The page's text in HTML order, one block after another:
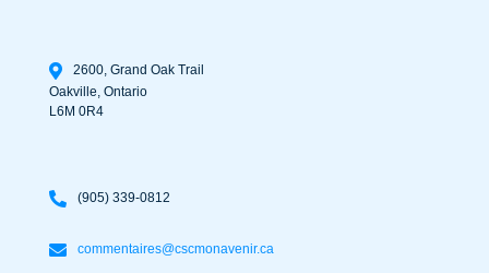
2600, Grand Oak Trail
Oakville, Ontario
L6M 0R4
(905) 339-0812
commentaires@cscmonavenir.ca